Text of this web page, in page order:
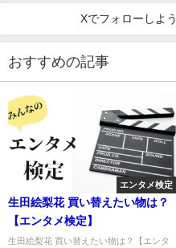
Xでフォローしよう
おすすめの記事
エンタメ検定
生田絵梨花 買い替えたい物は？
【エンタメ検定】
生田絵梨花 買い替えたい物は？【エンタ